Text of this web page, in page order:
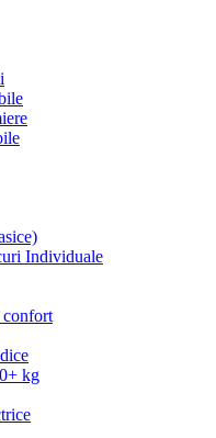
Individuale
confort
kg